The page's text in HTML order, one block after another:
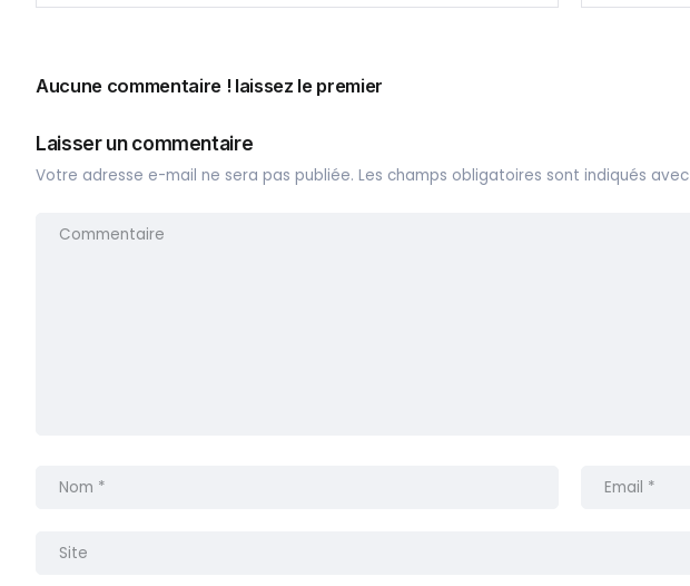
Aucune commentaire ! laissez le premier
Laisser un commentaire
Votre adresse e-mail ne sera pas publiée. Les champs obligatoires sont indiqués avec